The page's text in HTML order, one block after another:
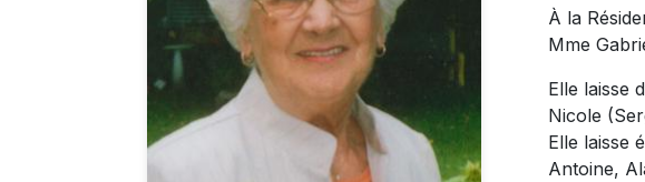
À la
Mme
Elle laisse
Nicole
Elle laisse
Antoine,